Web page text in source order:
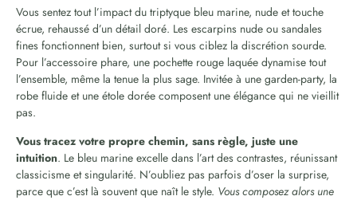
Vous sentez tout l’impact du triptyque bleu marine, nude et touche
écrue, rehaussé d’un détail doré. Les escarpins nude ou sandales
fines fonctionnent bien, surtout si vous ciblez la discrétion sourde.
Pour l’accessoire phare, une pochette rouge laquée dynamise tout
l’ensemble, même la tenue la plus sage. Invitée à une garden-party, la
robe fluide et une étole dorée composent une élégance qui ne vieillit
pas.
Vous tracez votre propre chemin, sans règle, juste une
intuition. Le bleu marine excelle dans l’art des contrastes, réunissant
classicisme et singularité. N’oubliez pas parfois d’oser la surprise,
parce que c’est là souvent que naît le style. Vous composez alors une